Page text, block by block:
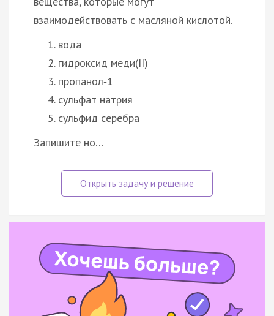
взаимодействовать с масляной кислотой.
вода
гидроксид меди(II)
пропанол‑1
сульфат натрия
сульфид серебра
Запишите но…